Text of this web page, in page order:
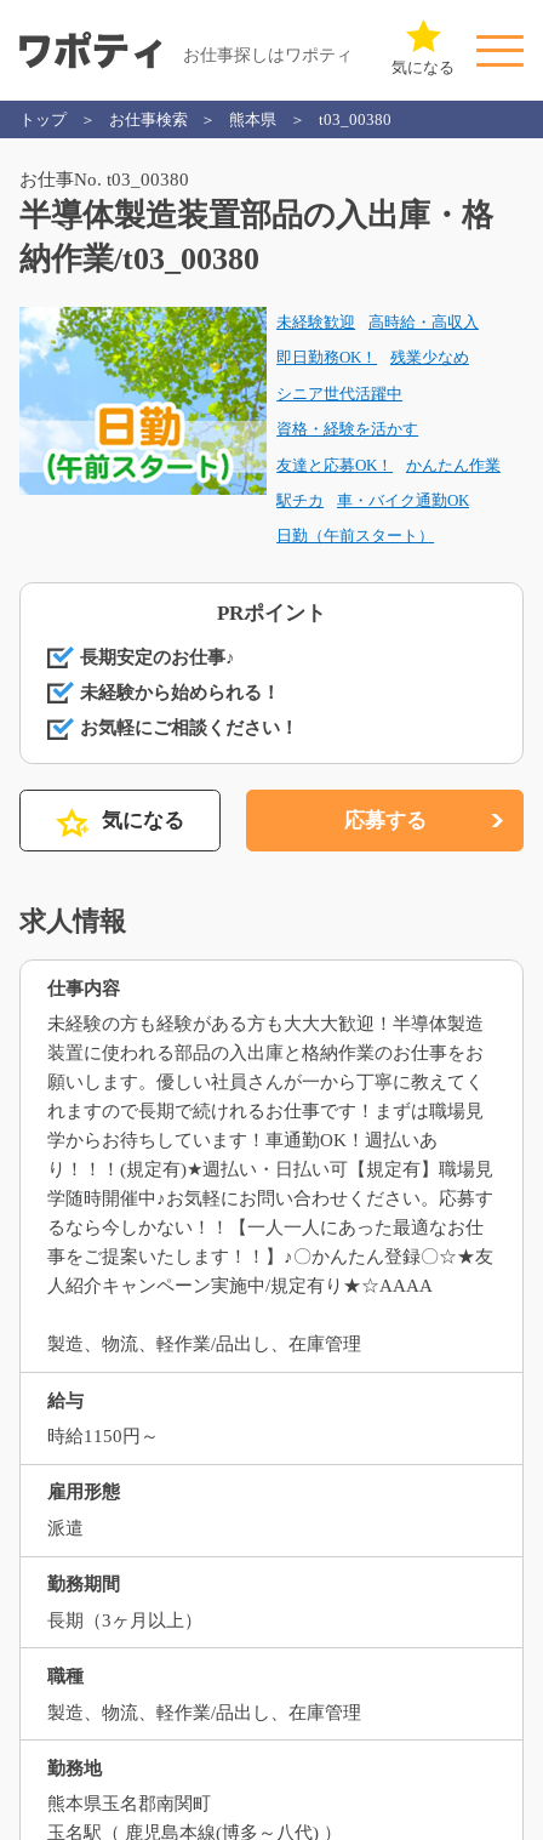
お仕事探しはワポティ
気になる
トップ お仕事検索 熊本県 t03_00380
お仕事No. t03_00380
半導体製造装置部品の入出庫・格
納作業/t03_00380
未経験歓迎 高時給・高収入
即日勤務OK！ 残業少なめ
シニア世代活躍中
資格・経験を活かす
友達と応募OK！ かんたん作業
駅チカ 車・バイク通勤OK
日勤（午前スタート）
PRポイント
長期安定のお仕事♪
未経験から始められる！
お気軽にご相談ください！
気になる 応募する
求人情報
仕事内容
未経験の方も経験がある方も大大大歓迎！半導体製造
装置に使われる部品の入出庫と格納作業のお仕事をお
願いします。優しい社員さんが一から丁寧に教えてく
れますので長期で続けれるお仕事です！まずは職場見
学からお待ちしています！車通勤OK！週払いあ
り！！！(規定有)★週払い・日払い可【規定有】職場見
学随時開催中♪お気軽にお問い合わせください。応募す
るなら今しかない！！【一人一人にあった最適なお仕
事をご提案いたします！！】♪〇かんたん登録〇☆★友
人紹介キャンペーン実施中/規定有り★☆AAAA
製造、物流、軽作業/品出し、在庫管理
給与
時給1150円～
雇用形態
派遣
勤務期間
長期（3ヶ月以上）
職種
製造、物流、軽作業/品出し、在庫管理
勤務地
熊本県玉名郡南関町
玉名駅（ 鹿児島本線(博多～八代) ）